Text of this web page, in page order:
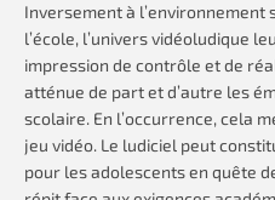
Inversement à
l’école, l’univers vidéoludique
impression de contrôle et de
atténue de part et d’autre les
scolaire. En l’occurrence, cela
jeu vidéo. Le ludiciel peut
pour les adolescents en quête